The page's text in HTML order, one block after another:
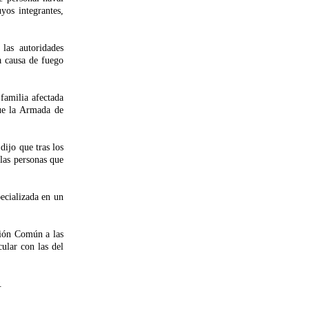
integrantes,
autoridades
de fuego
afectada
la Armada de
que tras los
personas que
en un
Común a las
con las del